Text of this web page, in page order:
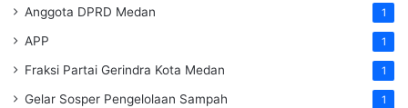
Anggota DPRD Medan 1
APP 1
Fraksi Partai Gerindra Kota Medan 1
Gelar Sosper Pengelolaan Sampah 1